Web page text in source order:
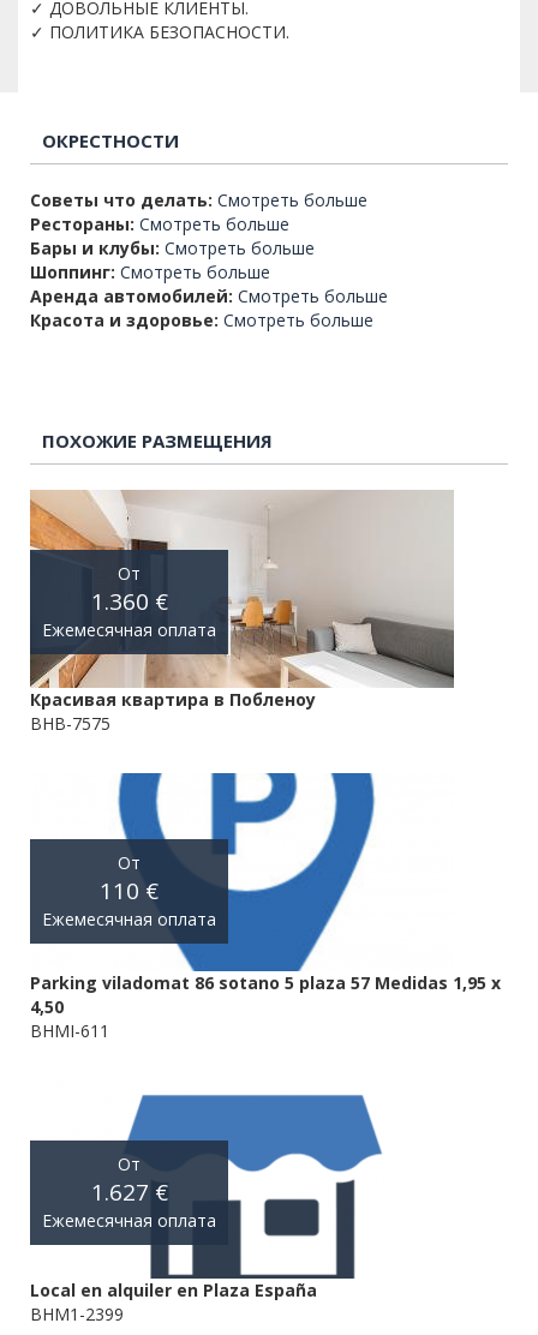
✓ ДОВОЛЬНЫЕ КЛИЕНТЫ.
✓ ПОЛИТИКА БЕЗОПАСНОСТИ.
ОКРЕСТНОСТИ
Советы что делать: Смотреть больше
Рестораны: Смотреть больше
Бары и клубы: Смотреть больше
Шоппинг: Смотреть больше
Аренда автомобилей: Смотреть больше
Красота и здоровье: Смотреть больше
ПОХОЖИЕ РАЗМЕЩЕНИЯ
От
1.360 €
Ежемесячная оплата
Красивая квартира в Побленоу
BHB-7575
От
110 €
Ежемесячная оплата
Parking viladomat 86 sotano 5 plaza 57 Medidas 1,95 x
4,50
BHMI-611
От
1.627 €
Ежемесячная оплата
Local en alquiler en Plaza España
BHM1-2399